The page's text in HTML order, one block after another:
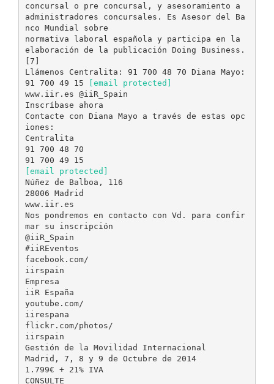
concursal o pre concursal, y asesoramiento a
administradores concursales. Es Asesor del Ba
nco Mundial sobre
normativa laboral española y participa en la
elaboración de la publicación Doing Business.
[7]
Llámenos Centralita: 91 700 48 70 Diana Mayo:
91 700 49 15
[email protected]
www.iir.es @iiR_Spain
Inscríbase ahora
Contacte con Diana Mayo a través de estas opc
iones:
Centralita
91 700 48 70
[email protected]
Núñez de Balboa, 116
28006 Madrid
www.iir.es
Nos pondremos en contacto con Vd. para confir
mar su inscripción
@iiR_Spain
#iiREventos
facebook.com/
iirspain
Empresa
iiR España
youtube.com/
iirespana
flickr.com/photos/
iirspain
Gestión de la Movilidad Internacional
Madrid, 7, 8 y 9 de Octubre de 2014
1.799€ + 21% IVA
CONSULTE